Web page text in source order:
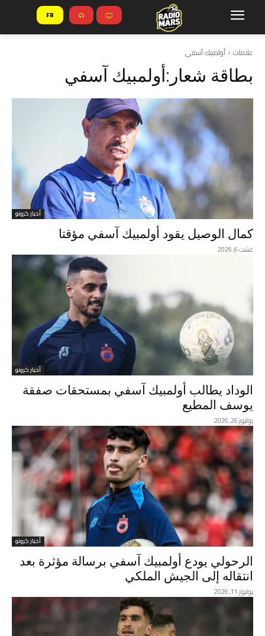
FR
علامات أولمبيك آسفي
بطاقة شعار:أولمبيك آسفي
أخبار كرونو
كمال الوصيل يقود أولمبيك آسفي مؤقتا
غشت 6, 2026
أخبار كرونو
الوداد يطالب أولمبيك آسفي بمستحقات صفقة
يوسف المطيع
يوليوز 26, 2026
أخبار كرونو
الرحولي يودع أولمبيك آسفي برسالة مؤثرة بعد
انتقاله إلى الجيش الملكي
يوليوز 11, 2026